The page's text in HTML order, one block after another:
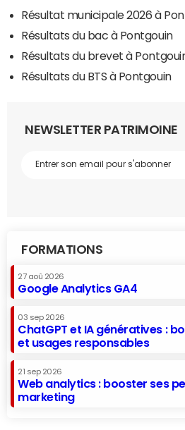
Résultat municipale 2026 à
Résultats du bac à Pontgouin
Résultats du brevet à
Résultats du BTS à Pontgouin
NEWSLETTER PATRIMOINE
FORMATIONS
27 aoû 2026
Google Analytics GA4
03 sep 2026
ChatGPT et IA génératives :
et usages responsables
21 sep 2026
Web analytics : booster ses
marketing